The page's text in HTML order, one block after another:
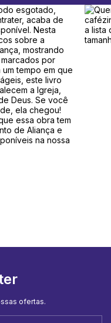
ofertas.